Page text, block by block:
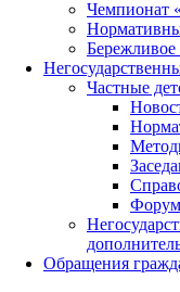
Чемпионат
Бережливое
Частные
Форум
Обращения